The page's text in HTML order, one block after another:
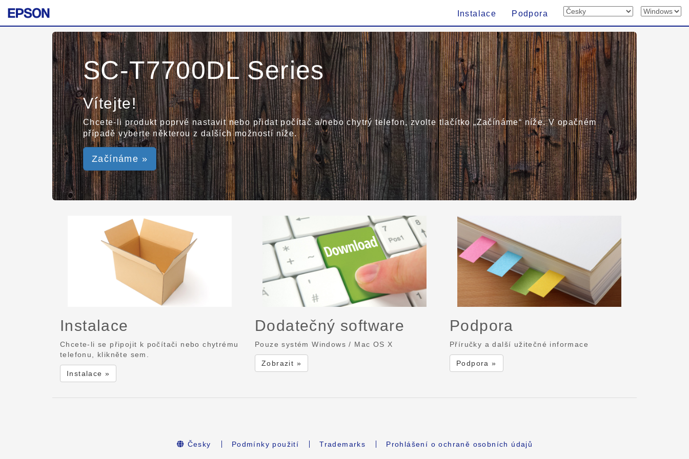
Instalace Podpora
SC-T7700DL Series
Vítejte!
Chcete-li produkt poprvé nastavit nebo přidat počítač a/nebo chytrý telefon, zvolte tlačítko „Začínáme“ níže. V opačném
případě vyberte některou z dalších možností níže.
Začínáme »
Instalace
Chcete-li se připojit k počítači nebo chytrému
telefonu, klikněte sem.
Instalace »
Dodatečný software
Pouze systém Windows / Mac OS X
Zobrazit »
Podpora
Příručky a další užitečné informace
Podpora »
Česky Podmínky použití Trademarks Prohlášení o ochraně osobních údajů